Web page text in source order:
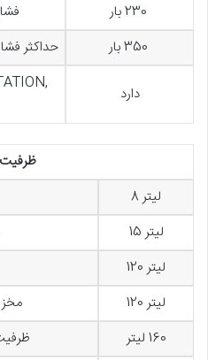
حداکثر
دارد
لیتر 8
لیتر 15
لیتر 120
لیتر 120
160 لیتر